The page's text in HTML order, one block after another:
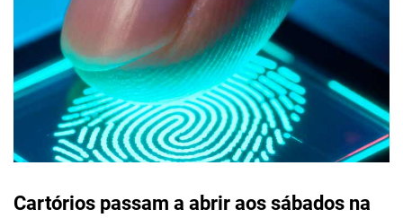
Cartórios passam a abrir aos sábados na